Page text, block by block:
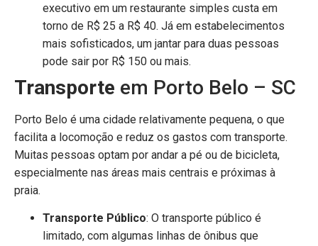
executivo em um restaurante simples custa em
torno de R$ 25 a R$ 40. Já em estabelecimentos
mais sofisticados, um jantar para duas pessoas
pode sair por R$ 150 ou mais.
Transporte em Porto Belo – SC
Porto Belo é uma cidade relativamente pequena, o que
facilita a locomoção e reduz os gastos com transporte.
Muitas pessoas optam por andar a pé ou de bicicleta,
especialmente nas áreas mais centrais e próximas à
praia.
Transporte Público: O transporte público é
limitado, com algumas linhas de ônibus que